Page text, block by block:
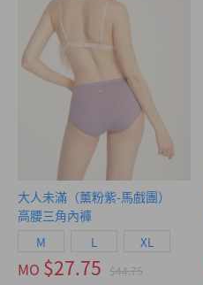
大人未滿（薰粉紫-馬戲團）
高腰三角內褲
M L XL
MO $27.75 $44.75